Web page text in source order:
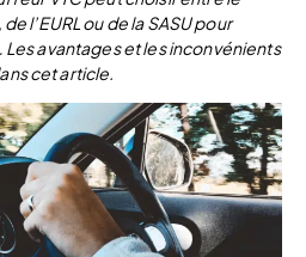
l’EURL ou de la SASU pour
avantages et les inconvénients
cet article.